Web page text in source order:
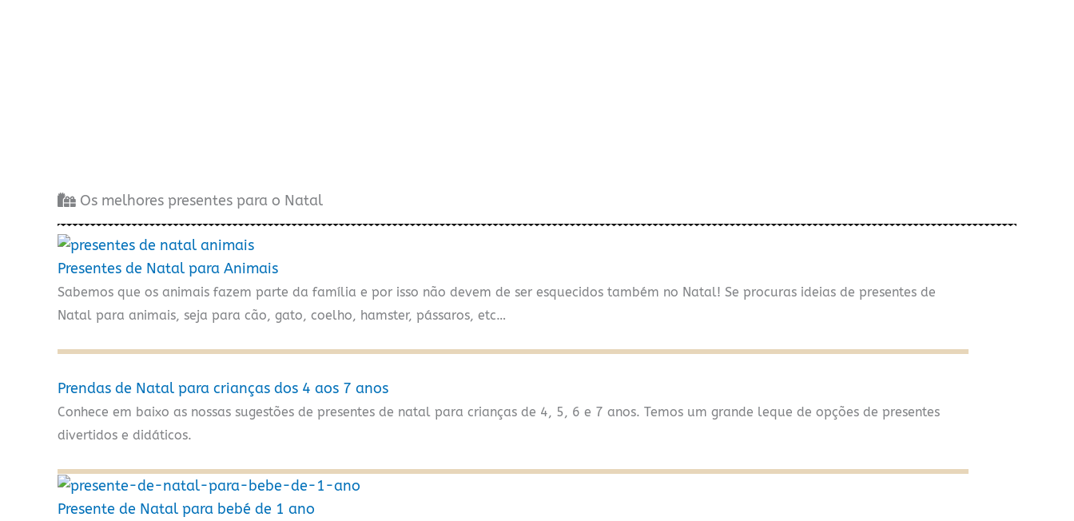
Os melhores presentes para o Natal
Presentes de Natal para Animais
Sabemos que os animais fazem parte da família e por isso não devem de ser esquecidos também no Natal! Se procuras ideias de presentes de
Natal para animais, seja para cão, gato, coelho, hamster, pássaros, etc…
Prendas de Natal para crianças dos 4 aos 7 anos
Conhece em baixo as nossas sugestões de presentes de natal para crianças de 4, 5, 6 e 7 anos. Temos um grande leque de opções de presentes
divertidos e didáticos.
Presente de Natal para bebé de 1 ano